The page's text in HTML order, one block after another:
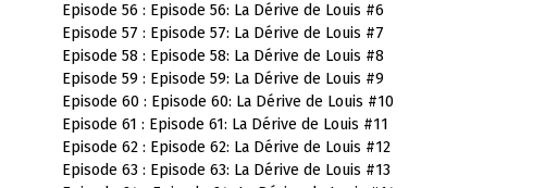
Episode 56 : Episode 56: La Dérive de Louis #6
Episode 57 : Episode 57: La Dérive de Louis #7
Episode 58 : Episode 58: La Dérive de Louis #8
Episode 59 : Episode 59: La Dérive de Louis #9
Episode 60 : Episode 60: La Dérive de Louis #10
Episode 61 : Episode 61: La Dérive de Louis #11
Episode 62 : Episode 62: La Dérive de Louis #12
Episode 63 : Episode 63: La Dérive de Louis #13